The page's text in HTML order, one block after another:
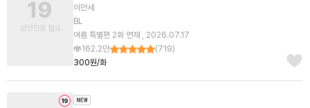
이만세
BL
여름 특별편 2화 연재 , 2026.07.17
162.2만
(719)
300원/화